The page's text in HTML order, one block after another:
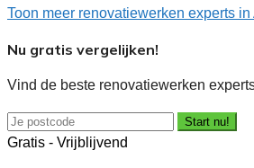
Toon meer renovatiewerken experts
Nu gratis vergelijken!
Vind de beste renovatiewerken
Start nu!
Gratis - Vrijblijvend